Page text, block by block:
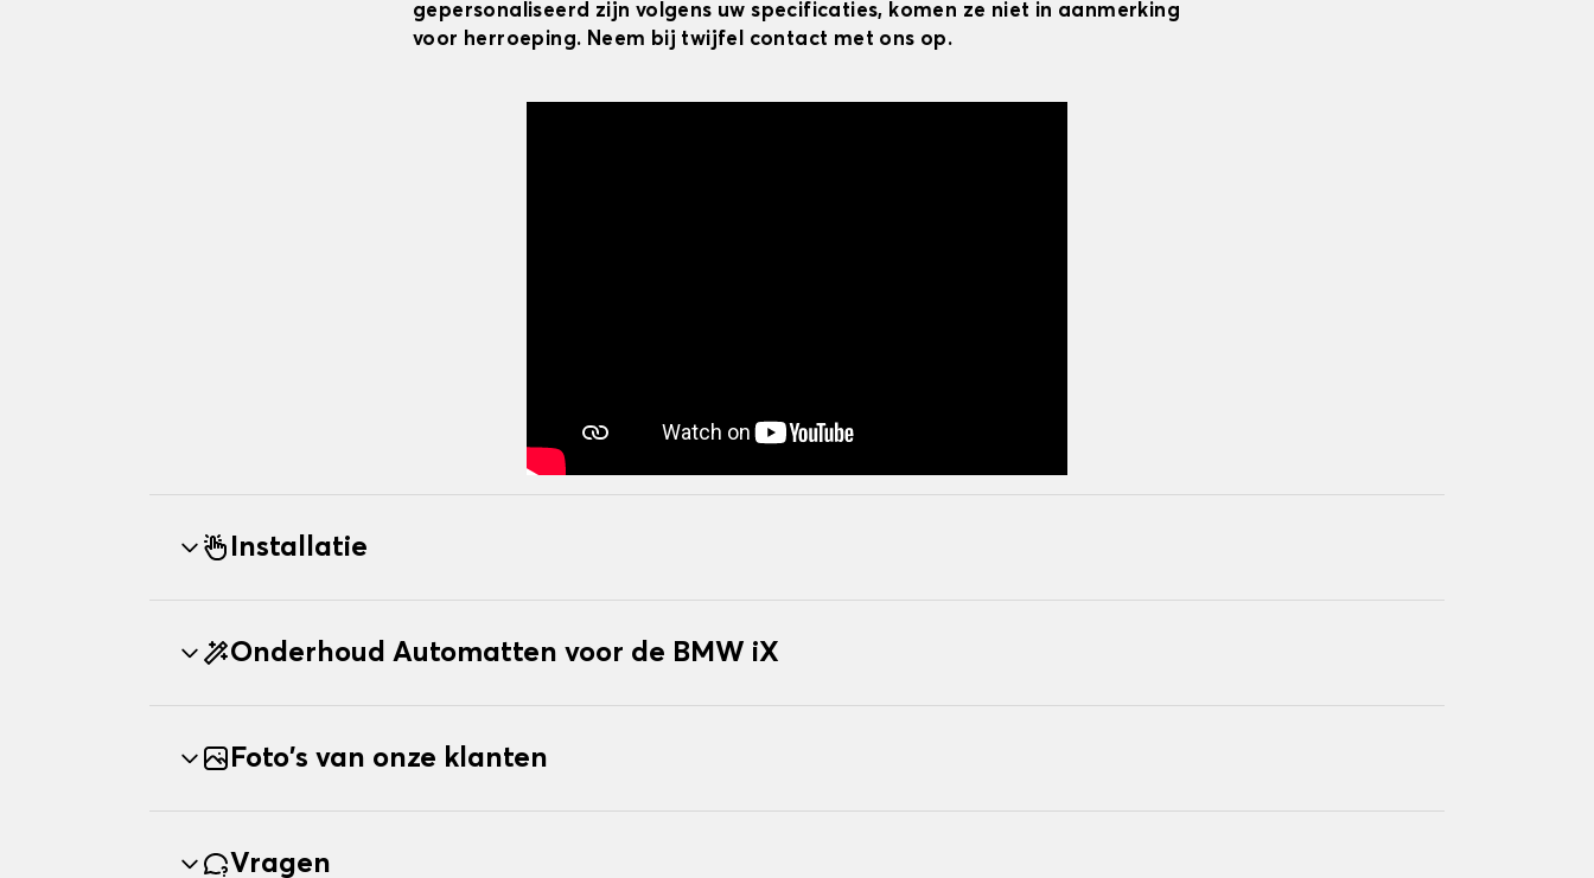
gepersonaliseerd zijn volgens uw specificaties, komen ze niet in aanmerking
voor herroeping. Neem bij twijfel contact met ons op.
Installatie
Onderhoud Automatten voor de BMW iX
Foto's van onze klanten
Vragen